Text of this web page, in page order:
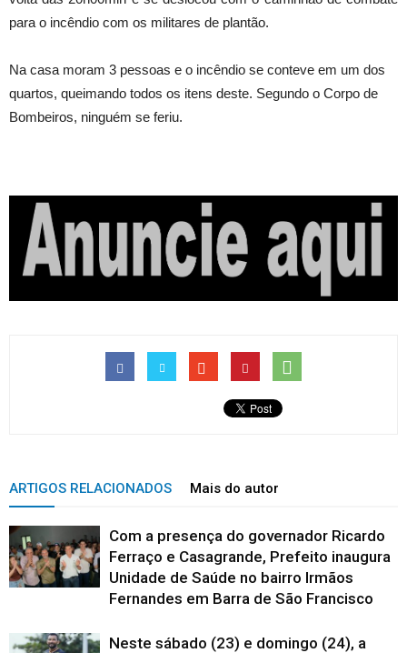
para o incêndio com os militares de plantão.
Na casa moram 3 pessoas e o incêndio se conteve em um dos
quartos, queimando todos os itens deste. Segundo o Corpo de
Bombeiros, ninguém se feriu.
ARTIGOS RELACIONADOS Mais do autor
Com a presença do governador Ricardo
Ferraço e Casagrande, Prefeito inaugura
Unidade de Saúde no bairro Irmãos
Fernandes em Barra de São Francisco
Neste sábado (23) e domingo (24), a